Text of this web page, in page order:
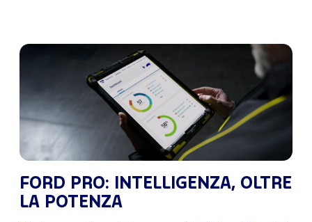
FORD PRO: INTELLIGENZA, OLTRE
LA POTENZA